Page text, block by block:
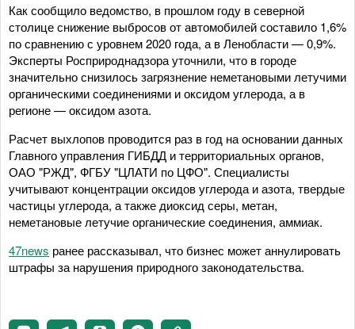
Как сообщило ведомство, в прошлом году в северной
столице снижение выбросов от автомобилей составило 1,6%
по сравнению с уровнем 2020 года, а в Ленобласти — 0,9%.
Эксперты Росприроднадзора уточнили, что в городе
значительно снизилось загрязнение неметановыми летучими
органическими соединениями и оксидом углерода, а в
регионе — оксидом азота.
Расчет выхлопов проводится раз в год на основании данных
Главного управления ГИБДД и территориальных органов,
ОАО "РЖД", ФГБУ "ЦЛАТИ по ЦФО". Специалисты
учитывают концентрации оксидов углерода и азота, твердые
частицы углерода, а также диоксид серы, метан,
неметановые летучие органические соединения, аммиак.
47news ранее рассказывал, что бизнес может аннулировать
штрафы за нарушения природного законодательства.